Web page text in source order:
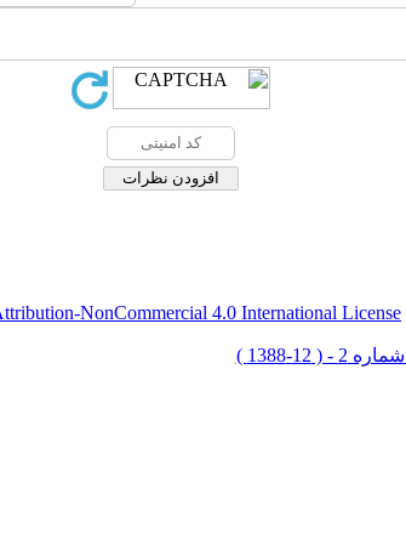
NonCommercial 4.0 International License